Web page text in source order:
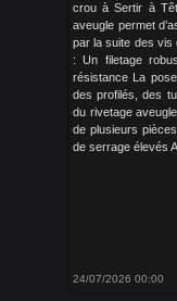
crou à Sertir à
aveugle permet
par la suite des vis
: Un filetage
résistance La
des profilés, des
du rivetage
de plusieurs
de serrage élevés
24/07/2026 00:00